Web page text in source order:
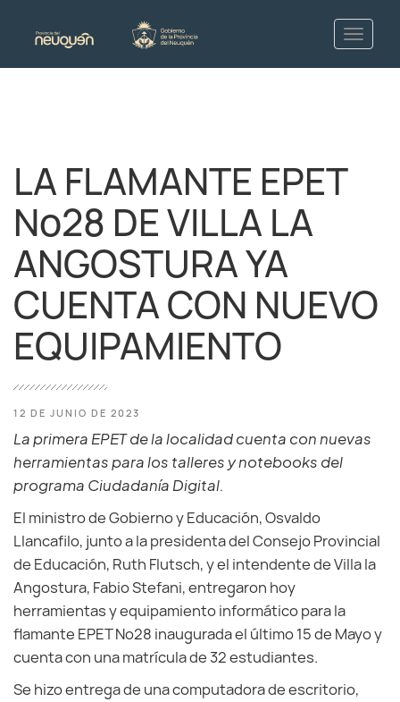
LA FLAMANTE EPET
Nº28 DE VILLA LA
ANGOSTURA YA
CUENTA CON NUEVO
EQUIPAMIENTO
12 DE JUNIO DE 2023
La primera EPET de la localidad cuenta con nuevas
herramientas para los talleres y notebooks del
programa Ciudadanía Digital.
El ministro de Gobierno y Educación, Osvaldo
Llancafilo, junto a la presidenta del Consejo Provincial
de Educación, Ruth Flutsch, y el intendente de Villa la
Angostura, Fabio Stefani, entregaron hoy
herramientas y equipamiento informático para la
flamante EPET Nº28 inaugurada el último 15 de Mayo y
cuenta con una matrícula de 32 estudiantes.
Se hizo entrega de una computadora de escritorio,